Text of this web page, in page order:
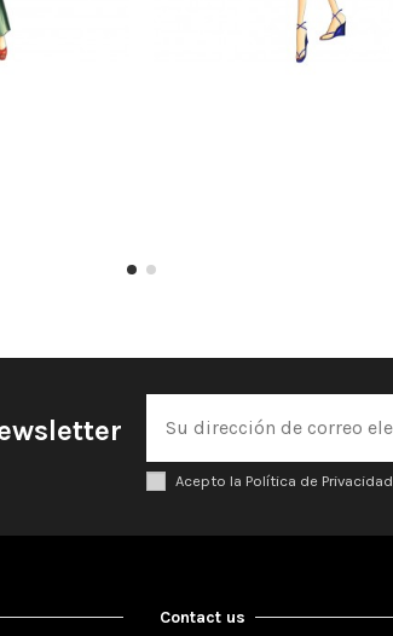
Acepto la Política de Privacidad
Contact us